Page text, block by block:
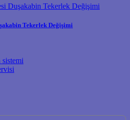
Tekerlek Değişimi
sistemi